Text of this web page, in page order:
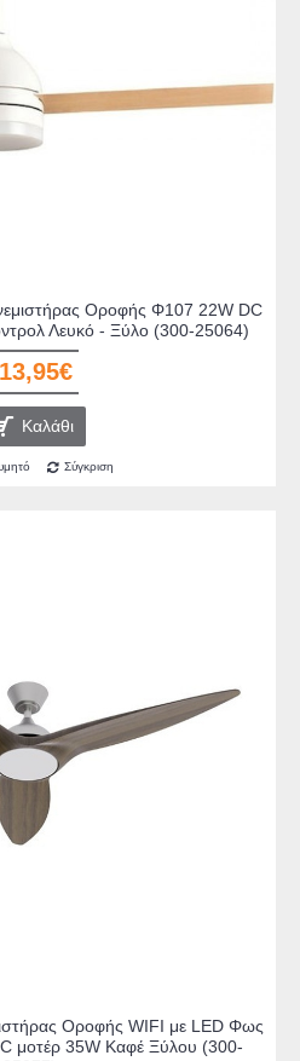
Οροφής Φ107 22W DC
Λευκό - Ξύλο (300-25064)
Καλάθι
Σύγκριση
Οροφής WIFI με LED Φως
μοτέρ 35W Καφέ Ξύλου (300-